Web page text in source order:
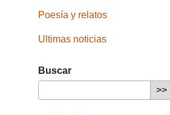
Poesía y relatos
Ultimas noticias
Buscar